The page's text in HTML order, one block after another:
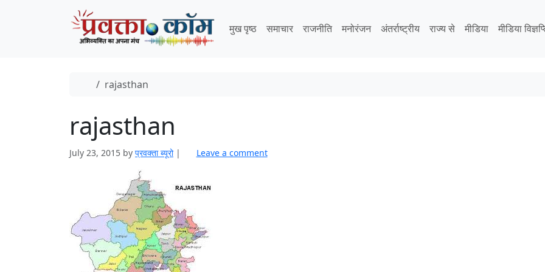
मुख पृष्ठ
समाचार राजनीति मनोरंजन अंतर्राष्ट्रीय राज्य से मीडिया मीडिया
Home
rajasthan
rajasthan
July 23, 2015 by प्रवक्‍ता ब्यूरो | Leave a comment